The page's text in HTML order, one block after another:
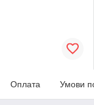
Оплата Умови